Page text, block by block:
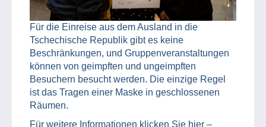
Für die Einreise aus dem Ausland in die
Tschechische Republik gibt es keine
Beschränkungen, und Gruppenveranstaltungen
können von geimpften und ungeimpften
Besuchern besucht werden. Die einzige Regel
ist das Tragen einer Maske in geschlossenen
Räumen.
Für weitere Informationen klicken Sie hier –